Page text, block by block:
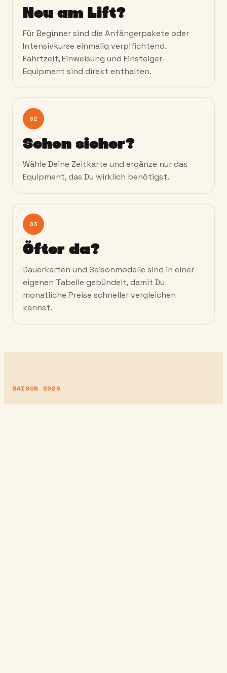
Neu am Lift?
Für Beginner sind die Anfängerpakete oder
Intensivkurse einmalig verplfichtend.
Fahrtzeit, Einweisung und Einsteiger-
Equipment sind direkt enthalten.
02
Schon sicher?
Wähle Deine Zeitkarte und ergänze nur das
Equipment, das Du wirklich benötigst.
03
Öfter da?
Dauerkarten und Saisonmodelle sind in einer
eigenen Tabelle gebündelt, damit Du
monatliche Preise schneller vergleichen
kannst.
SAISON 2026